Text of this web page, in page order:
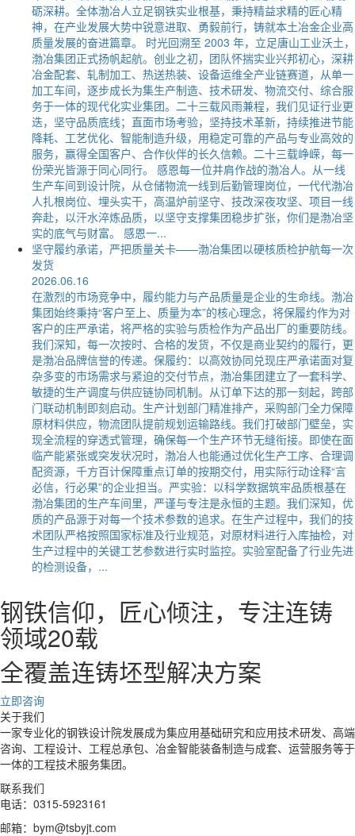
砺深耕。全体渤冶人立足钢铁实业根基，秉持精益求精的匠心精
神，在产业发展大势中锐意进取、勇毅前行，铸就本土冶金企业高
质量发展的奋进篇章。 时光回溯至 2003 年，立足唐山工业沃土，
渤冶集团正式扬帆起航。创业之初，团队怀揣实业兴邦初心，深耕
冶金配套、轧制加工、热送热装、设备运维全产业链赛道，从单一
加工车间，逐步成长为集生产制造、技术研发、物流交付、综合服
务于一体的现代化实业集团。二十三载风雨兼程，我们见证行业更
迭，坚守品质底线；直面市场考验，坚持技术革新，持续推进节能
降耗、工艺优化、智能制造升级，用稳定可靠的产品与专业高效的
服务，赢得全国客户、合作伙伴的长久信赖。二十三载峥嵘，每一
份荣光皆源于同心同行。 感恩每一位并肩作战的渤冶人。从一线
生产车间到设计院，从仓储物流一线到后勤管理岗位，一代代渤冶
人扎根岗位、埋头实干，高温炉前坚守、技改深夜攻坚、项目一线
奔赴，以汗水淬炼品质，以坚守支撑集团稳步扩张，你们是渤冶坚
实的底气与财富。 感恩一...
坚守履约承诺，严把质量关卡——渤冶集团以硬核质检护航每一次
发货
2026.06.16
在激烈的市场竞争中，履约能力与产品质量是企业的生命线。渤冶
集团始终秉持“客户至上、质量为本”的核心理念，将保履约作为对
客户的庄严承诺，将严格的实验与质检作为产品出厂的重要防线。
我们深知，每一次按时、合格的发货，不仅是商业契约的履行，更
是渤冶品牌信誉的传递。保履约：以高效协同兑现庄严承诺面对复
杂多变的市场需求与紧迫的交付节点，渤冶集团建立了一套科学、
敏捷的生产调度与供应链协同机制。从订单下达的那一刻起，跨部
门联动机制即刻启动。生产计划部门精准排产，采购部门全力保障
原材料供应，物流团队提前规划运输路线。我们打破部门壁垒，实
现全流程的穿透式管理，确保每一个生产环节无缝衔接。即使在面
临产能紧张或突发状况时，渤冶人也能通过优化生产工序、合理调
配资源，千方百计保障重点订单的按期交付，用实际行动诠释“言
必信，行必果”的企业担当。严实验：以科学数据筑牢品质根基在
渤冶集团的生产车间里，严谨与专注是永恒的主题。我们深知，优
质的产品源于对每一个技术参数的追求。在生产过程中，我们的技
术团队严格按照国家标准及行业规范，对原材料进行入库抽检，对
生产过程中的关键工艺参数进行实时监控。实验室配备了行业先进
的检测设备，...
钢铁信仰，匠心倾注，专注连铸
领域20载
全覆盖连铸坯型解决方案
立即咨询
关于我们
一家专业化的钢铁设计院发展成为集应用基础研究和应用技术研发、高端
咨询、工程设计、工程总承包、冶金智能装备制造与成套、运营服务等于
一体的工程技术服务集团。
联系我们
电话：0315-5923161
邮箱：bym@tsbyjt.com